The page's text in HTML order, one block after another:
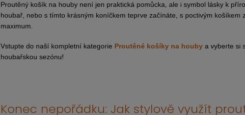
Proutěný košík na houby není jen praktická pomůcka, ale i symbol lásky k
houbař, nebo s tímto krásným koníčkem teprve začínáte, s poctivým
maximum.
Vstupte do naší kompletní kategorie Proutěné košíky na houby a vyberte si
houbařskou sezónu!
Konec nepořádku: Jak stylově využít